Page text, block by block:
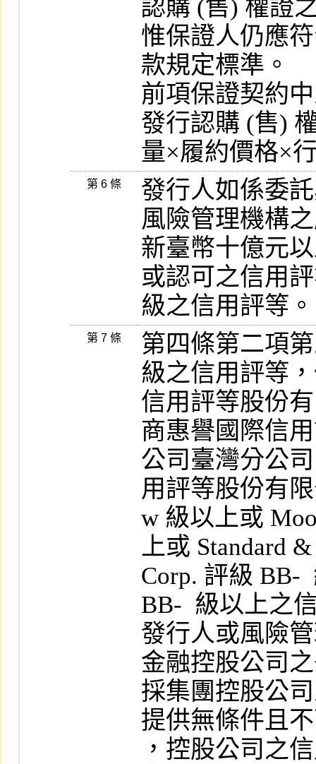
認購 (售) 權證
惟保證人仍應
款規定標準。
前項保證契約
發行認購 (售)
量×履約價格×
第 6 條
發行人如係委
風險管理機構
新臺幣十億元
或認可之信用
級之信用評等。
第 7 條
第四條第二項
級之信用評等
信用評等股份
商惠譽國際信
公司臺灣分公
用評等股份有
w 級以上或
上或 Standard &
Corp. 評級 BB-
BB-  級以上之
發行人或風險
金融控股公司
採集團控股公
提供無條件且
，控股公司之